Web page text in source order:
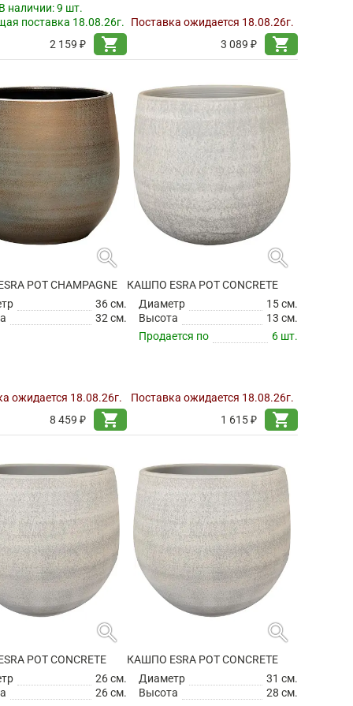
наличии:9 шт.
поставка 18.08.26г.
2 159 ₽
shopping_cart
Поставка ожидается 18.08.26г.
3 089 ₽
shopping_cart
search
POT CHAMPAGNE
36 см.
32 см.
ожидается 18.08.26г.
8 459 ₽
shopping_cart
search
КАШПО ESRA POT CONCRETE
Диаметр
15 см.
Высота
13 см.
Продается по
6 шт.
Поставка ожидается 18.08.26г.
1 615 ₽
shopping_cart
search
POT CONCRETE
26 см.
26 см.
search
КАШПО ESRA POT CONCRETE
Диаметр
31 см.
Высота
28 см.